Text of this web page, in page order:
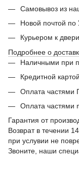
Самовывоз из
Новой почтой
Курьером к
Подробнее о
Наличными при
Кредитной картой
Оплата частями
Оплата частями
Гарантия от
Возврат в течении
при услувии не
Звоните, наши